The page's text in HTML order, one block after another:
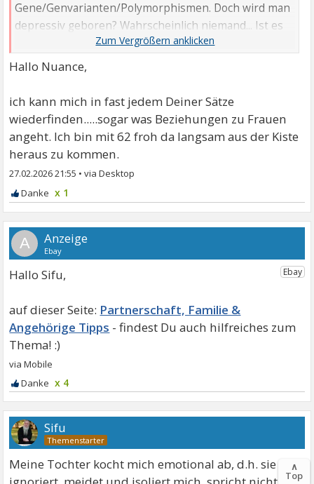
Gene/Genvarianten/Polymorphismen. Doch wird man
depressiv geboren? Wahrscheinlich niemand... Ist es
nicht doch eher so, dass ...
Hallo Nuance,
ich kann mich in fast jedem Deiner Sätze
wiederfinden.....sogar was Beziehungen zu Frauen
angeht. Ich bin mit 62 froh da langsam aus der Kiste
heraus zu kommen.
27.02.2026 21:55 •
x 1
A
Hallo Sifu,
Partnerschaft, Familie &
Angehörige Tipps
x 4
Sifu
Meine Tochter kocht mich emotional ab, d.h. sie
∧
Top